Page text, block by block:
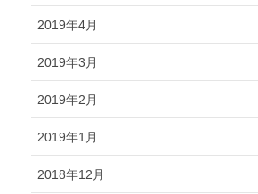
2019年4月
2019年3月
2019年2月
2019年1月
2018年12月